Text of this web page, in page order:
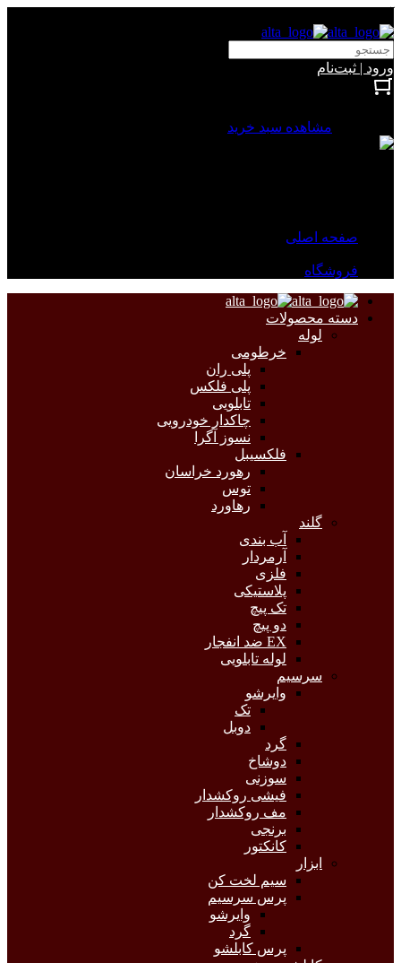
ورود | ثبت‌نام
مشاهده سبد خرید
صفحه اصلی
فروشگاه
دسته محصولات
لوله
خرطومی
پلی ران
پلی فلکس
تابلویی
چاکدار خودرویی
نسوز آگرا
فلکسیبل
رهورد خراسان
توس
رهاورد
گلند
آب بندی
آرمردار
فلزی
پلاستیکی
تک پیچ
دو پیچ
EX ضد انفجار
لوله تابلویی
سرسیم
وایرشو
تک
دوبل
گرد
دوشاخ
سوزنی
فیشی روکشدار
مف روکشدار
برنجی
کانکتور
ابزار
سیم لخت کن
پرس سرسیم
وایرشو
گرد
پرس کابلشو